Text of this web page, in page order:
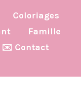
Coloriages
Famille
✉️ Contact